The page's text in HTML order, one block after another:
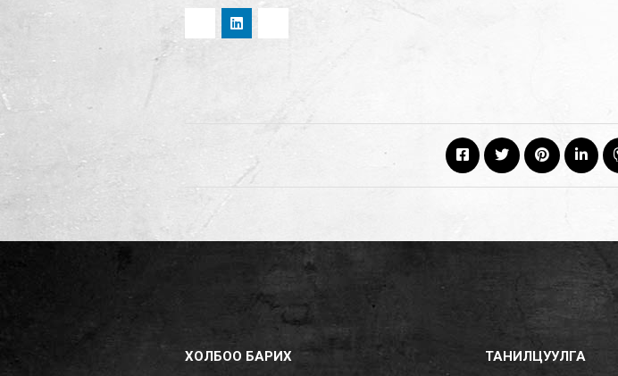
ХОЛБОО БАРИХ ТАНИЛЦУУЛГА